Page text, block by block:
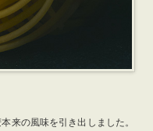
来の風味を引き出しました。